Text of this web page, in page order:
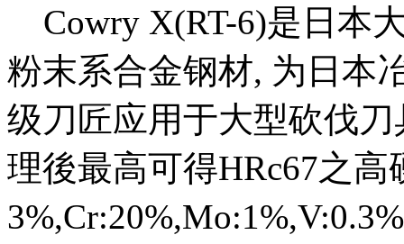
Cowry X(RT-6)是日本
粉末系合金钢材, 为日本
级刀匠应用于大型砍伐
理後最高可得HRc67之